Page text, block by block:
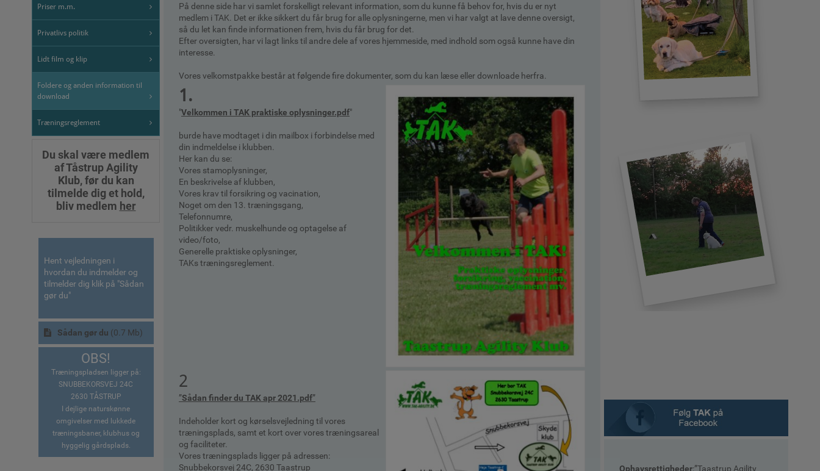
Priser m.m.
Privatlivs politik
Lidt film og klip
Foldere og anden information til
download
Træningsreglement
Du skal være medlem
af Tåstrup Agility
Klub, før du kan
tilmelde dig et hold,
bliv medlem her
Hent vejledningen i
hvordan du indmelder og
tilmelder dig klik på "Sådan
gør du"
Sådan gør du (0.7 Mb)
OBS!
Træningspladsen ligger på:
SNUBBEKORSVEJ 24C
2630 TÅSTRUP
I dejlige naturskønne
omgivelser med lukkede
træningsbaner, klubhus og
hyggelig gårdsplads.
På denne side har vi samlet forskelligt relevant information, som du kunne få behov for, hvis du er nyt
medlem i TAK. Det er ikke sikkert du får brug for alle oplysningerne, men vi har valgt at lave denne oversigt,
så du let kan finde informationen frem, hvis du får brug for det.
Efter oversigten, har vi lagt links til andre dele af vores hjemmeside, med indhold som også kunne have din
interesse.
Vores velkomstpakke består at følgende fire dokumenter, som du kan læse eller downloade herfra.
1.
"Velkommen i TAK praktiske oplysninger.pdf"
burde have modtaget i din mailbox i forbindelse med
din indmeldelse i klubben.
Her kan du se:
Vores stamoplysninger,
En beskrivelse af klubben,
Vores krav til forsikring og vacination,
Noget om den 13. træningsgang,
Telefonnumre,
Politikker vedr. muskelhunde og optagelse af
video/foto,
Generelle praktiske oplysninger,
TAKs træningsreglement.
2
”Sådan finder du TAK apr 2021.pdf”
Indeholder kort og kørselsvejledning til vores
træningsplads, samt et kort over vores træningsareal
og faciliteter.
Vores træningsplads ligger på adressen:
Snubbekorsvej 24C, 2630 Taastrup
Ophavsrettigheder:”Taastrup Agility